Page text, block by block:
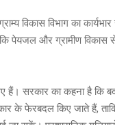
विकास विभाग का
पेयजल और ग्रामीण विकास
हैं। सरकार का कहना है कि
के फेरबदल किए जाते हैं,